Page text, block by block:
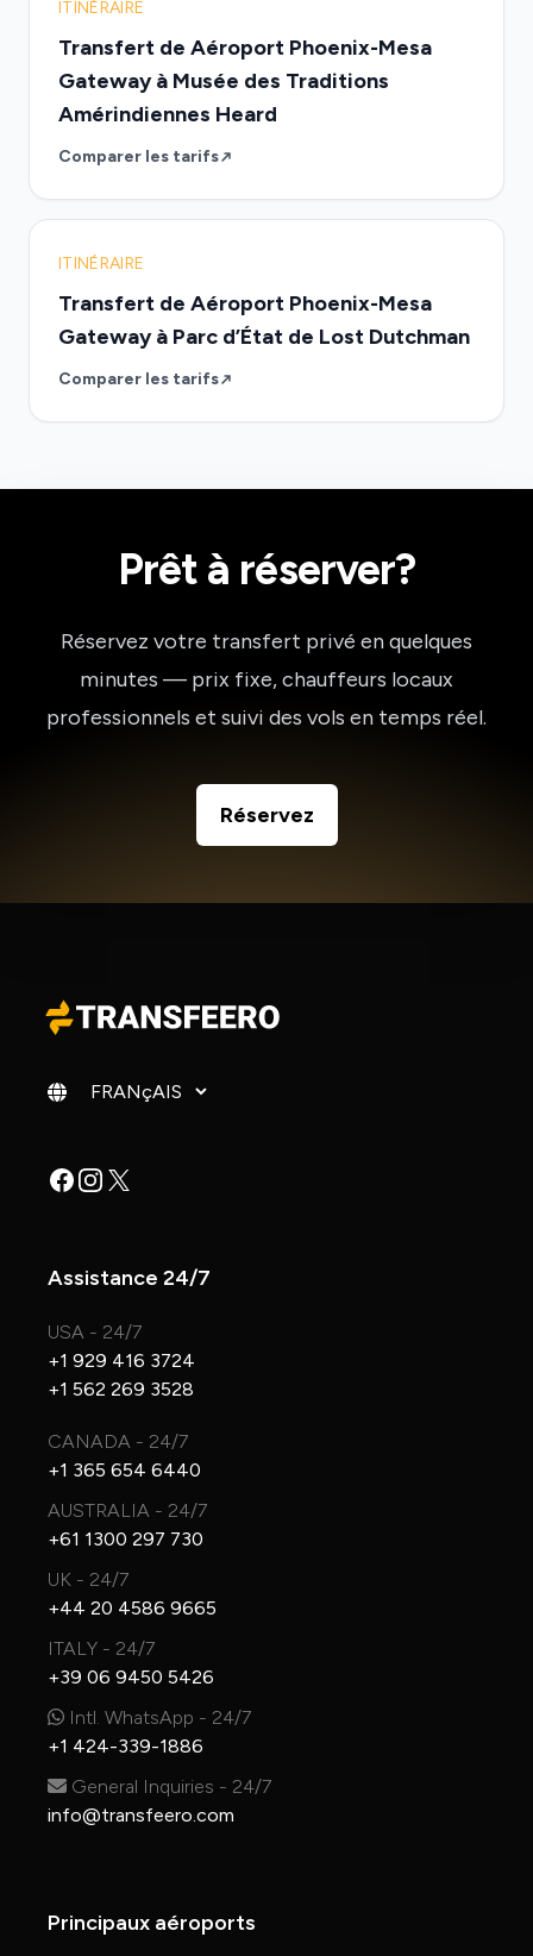
ITINÉRAIRE
Transfert de Aéroport Phoenix-Mesa
Gateway à Musée des Traditions
Amérindiennes Heard
Comparer les tarifs
ITINÉRAIRE
Transfert de Aéroport Phoenix-Mesa
Gateway à Parc d’État de Lost Dutchman
Comparer les tarifs
Prêt à réserver?
Réservez votre transfert privé en quelques
minutes — prix fixe, chauffeurs locaux
professionnels et suivi des vols en temps réel.
Réservez
Changer de langue
Facebook
Instagram
X
Assistance 24/7
USA - 24/7
+1 929 416 3724
+1 562 269 3528
CANADA - 24/7
+1 365 654 6440
AUSTRALIA - 24/7
+61 1300 297 730
UK - 24/7
+44 20 4586 9665
ITALY - 24/7
+39 06 9450 5426
Intl. WhatsApp - 24/7
+1 424-339-1886
General Inquiries - 24/7
info@transfeero.com
Principaux aéroports